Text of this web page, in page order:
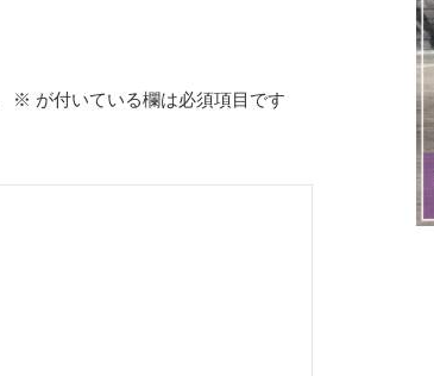
※ が付いている欄は必須項目です